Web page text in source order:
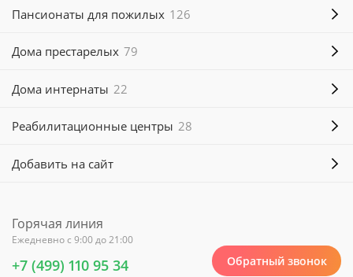
Добавить на сайт
Пансионаты для пожилых 126
Дома престарелых 79
Дома интернаты 22
Реабилитационные центры 28
Горячая линия
Ежедневно с 9:00 до 21:00
+7 (499) 110 95 34 Обратный звонок